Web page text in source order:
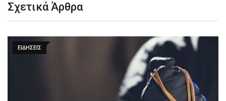
Σχετικά Άρθρα
ΕΙΔΉΣΕΙΣ